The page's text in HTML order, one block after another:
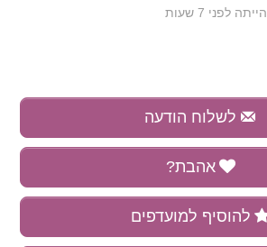
הייתה לפני 7 שעות
לשלוח הודעה
אהבת?
להוסיף למועדפים